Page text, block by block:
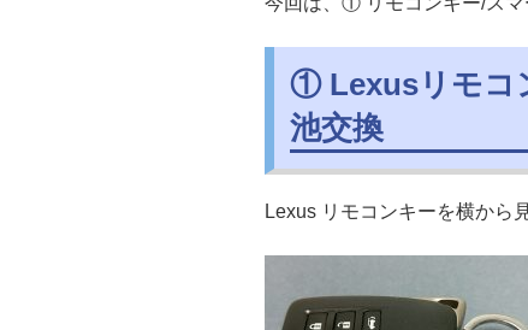
① Lexusリモコ
池交換
Lexus リモコンキーを横から